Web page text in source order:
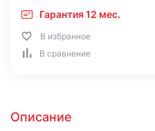
Гарантия 12 мес.
В избранное
В сравнение
Описание